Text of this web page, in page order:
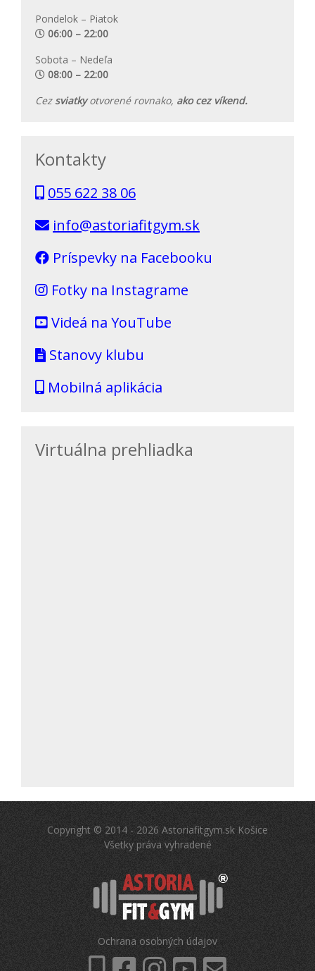
Pondelok – Piatok
06:00 – 22:00
Sobota – Nedeľa
08:00 – 22:00
Cez sviatkyotvorené rovnako, ako cez víkend.
Kontakty
055 622 38 06
info@astoriafitgym.sk
Príspevky na Facebooku
Fotky na Instagrame
Videá na YouTube
Stanovy klubu
Mobilná aplikácia
Virtuálna prehliadka
Copyright © 2014 - 2026 Astoriafitgym.sk Košice
Všetky práva vyhradené
Ochrana osobných údajov